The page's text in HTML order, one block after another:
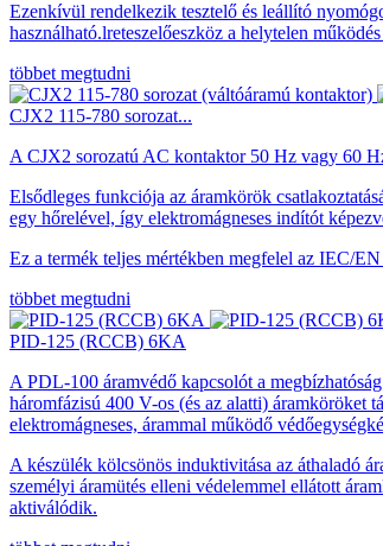
Ezenkívül rendelkezik tesztelő és leállító
használható.lreteszelőeszköz a helytelen
többet megtudni
CJX2 115-780 sorozat...
A CJX2 sorozatú AC kontaktor 50 Hz vagy 60
Elsődleges funkciója az áramkörök
egy hőrelével, így elektromágneses indítót
Ez a termék teljes mértékben megfelel az IEC/
többet megtudni
PID-125 (RCCB) 6KA
A PDL-100 áramvédő kapcsolót a
háromfázisú 400 V-os (és az alatti) áramköröket
elektromágneses, árammal működő
A készülék kölcsönös induktivitása az áthaladó
személyi áramütés elleni védelemmel ellátott
aktiválódik.